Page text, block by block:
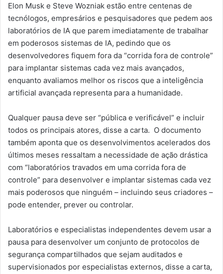
Elon Musk e Steve Wozniak estão entre centenas de
tecnólogos, empresários e pesquisadores que pedem aos
laboratórios de IA que parem imediatamente de trabalhar
em poderosos sistemas de IA, pedindo que os
desenvolvedores fiquem fora da “corrida fora de controle”
para implantar sistemas cada vez mais avançados,
enquanto avaliamos melhor os riscos que a inteligência
artificial avançada representa para a humanidade.
Qualquer pausa deve ser “pública e verificável” e incluir
todos os principais atores, disse a carta. O documento
também aponta que os desenvolvimentos acelerados dos
últimos meses ressaltam a necessidade de ação drástica
com “laboratórios travados em uma corrida fora de
controle” para desenvolver e implantar sistemas cada vez
mais poderosos que ninguém – incluindo seus criadores –
pode entender, prever ou controlar.
Laboratórios e especialistas independentes devem usar a
pausa para desenvolver um conjunto de protocolos de
segurança compartilhados que sejam auditados e
supervisionados por especialistas externos, disse a carta,